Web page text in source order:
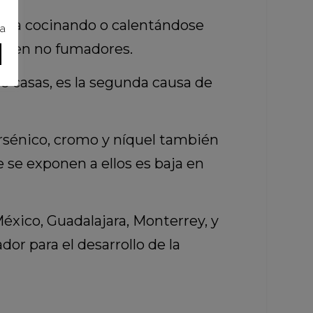
cocinando o calentándose
en no fumadores.
es la segunda causa de
cromo y níquel también
exponen a ellos es baja en
Guadalajara, Monterrey, y
para el desarrollo de la